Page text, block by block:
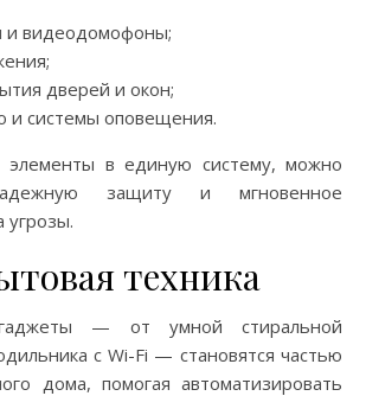
и видеодомофоны;
дверей и окон;
и системы оповещения.
в единую систему, можно
защиту и мгновенное
угрозы.
техника
— от умной стиральной
с Wi-Fi — становятся частью
дома, помогая автоматизировать